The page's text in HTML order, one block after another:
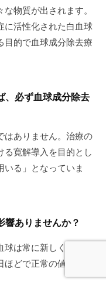
物質が出されます。
に活性化された白血球
目的で血球成分除去療
、必ず血球成分除去
はありません。治療の
る寛解導入を目的とし
いる」となっていま
響ありませんか？
は常に新しく骨髄か
どで正常の値まで戻